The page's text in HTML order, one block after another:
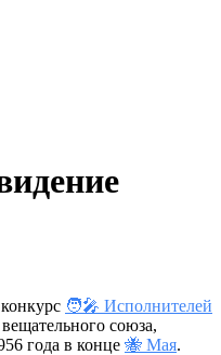
конкурс 🧑‍🎤 Исполнителей
союза,
года в конце 🐝 Мая.